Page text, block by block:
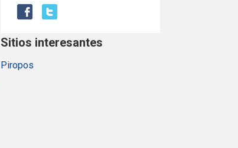
Sitios interesantes
Piropos